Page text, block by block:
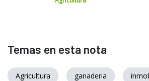
Temas en esta nota
Agricultura ganaderia